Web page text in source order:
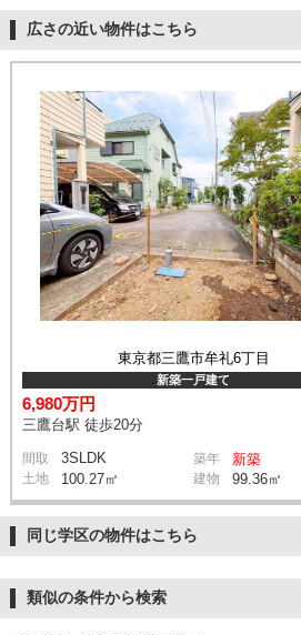
広さの近い物件はこちら
東京都三鷹市牟礼6丁目
新築一戸建て
6,980万円
三鷹台駅 徒歩20分
間取 3SLDK 築年 新築
土地 100.27㎡ 建物 99.36㎡
同じ学区の物件はこちら
類似の条件から検索